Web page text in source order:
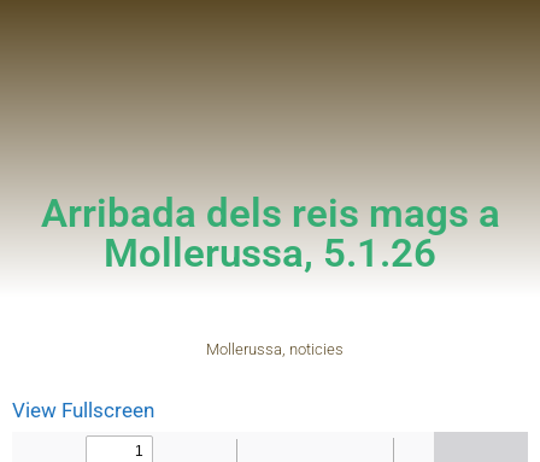
Arribada dels reis mags a
Mollerussa, 5.1.26
Mollerussa, noticies
View Fullscreen